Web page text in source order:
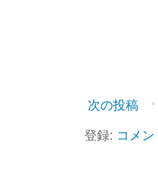
次の投稿
登録: コメ